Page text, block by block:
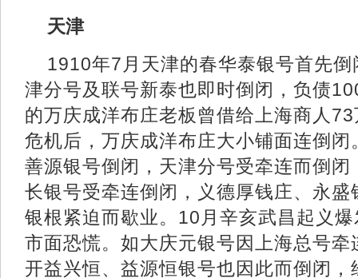
天津
1910年7月天津的春华泰银号首先
津分号及联号新泰也即时倒闭，负债
的万庆成洋布庄老板曾借给上海商人
危机后，万庆成洋布庄大小铺面连倒
善源银号倒闭，天津分号受牵连而倒
长银号受牵连倒闭，义德厚钱庄、永
银根紧迫而歇业。10月辛亥武昌起义
市面恐慌。如大庆元银号因上海总号
开益兴恒、益源恒银号也因此而倒闭